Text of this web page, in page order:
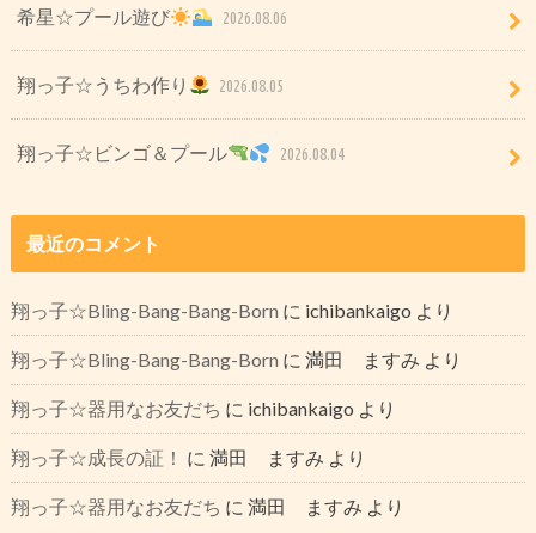
希星☆プール遊び 2026.08.06
翔っ子☆うちわ作り 2026.08.05
翔っ子☆ビンゴ＆プール 2026.08.04
最近のコメント
翔っ子☆Bling-Bang-Bang-Born に ichibankaigo より
翔っ子☆Bling-Bang-Bang-Born に 満田 ますみ より
翔っ子☆器用なお友だち に ichibankaigo より
翔っ子☆成長の証！ に 満田 ますみ より
翔っ子☆器用なお友だち に 満田 ますみ より